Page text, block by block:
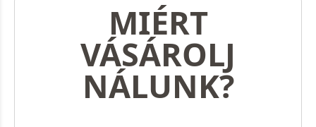
MIÉRT
VÁSÁROLJ
NÁLUNK?